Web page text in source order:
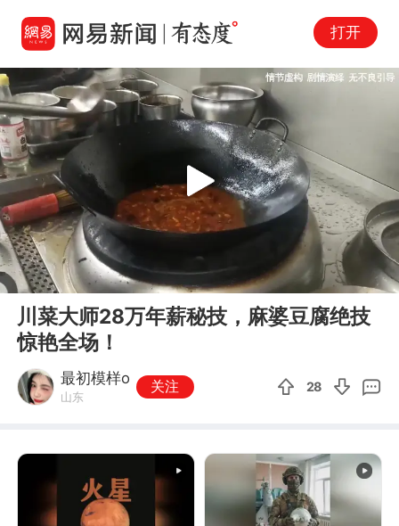
打开
00:00 05:20
Play
川菜大师28万年薪秘技，麻婆豆腐绝技
惊艳全场！
最初模样o
山东
关注 28